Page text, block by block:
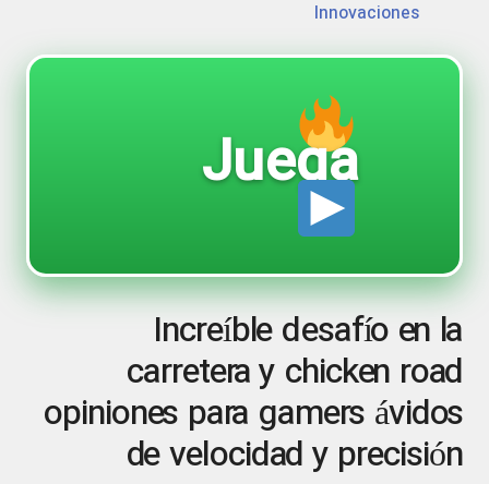
Innovaciones
Juega
Increíble desafío en la
carretera y chicken road
opiniones para gamers ávidos
de velocidad y precisión